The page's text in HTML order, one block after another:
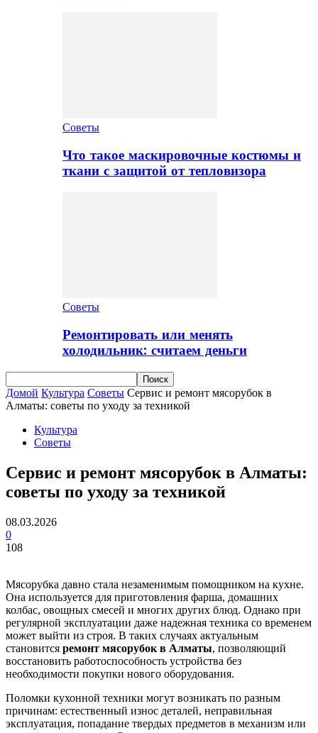
Советы
Что такое маскировочные костюмы и
ткани с защитой от тепловизора
Советы
Ремонтировать или менять
холодильник: считаем деньги
Домой Культура Советы Сервис и ремонт мясорубок в
Алматы: советы по уходу за техникой
Культура
Советы
Сервис и ремонт мясорубок в Алматы:
советы по уходу за техникой
08.03.2026
0
108
Мясорубка давно стала незаменимым помощником на кухне.
Она используется для приготовления фарша, домашних
колбас, овощных смесей и многих других блюд. Однако при
регулярной эксплуатации даже надежная техника со временем
может выйти из строя. В таких случаях актуальным
становится ремонт мясорубок в Алматы, позволяющий
восстановить работоспособность устройства без
необходимости покупки нового оборудования.
Поломки кухонной техники могут возникать по разным
причинам: естественный износ деталей, неправильная
эксплуатация, попадание твердых предметов в механизм или